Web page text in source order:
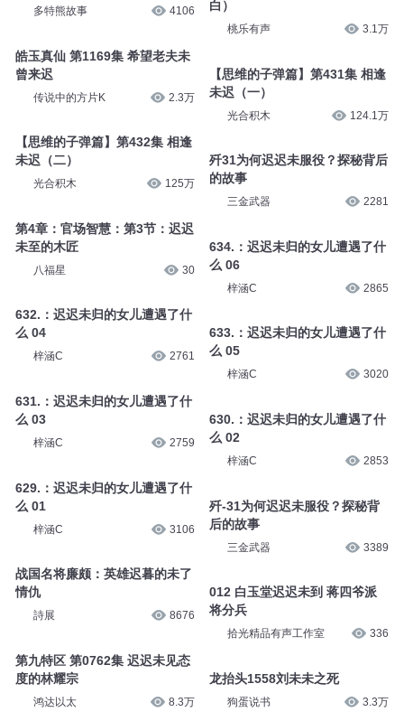
多特熊故事 4106
皓玉真仙 第1169集 希望老夫未
曾来迟
传说中的方片K 2.3万
【思维的子弹篇】第432集 相逢
未迟（二）
光合积木 125万
第4章：官场智慧：第3节：迟迟
未至的木匠
八福星 30
632.：迟迟未归的女儿遭遇了什
么 04
梓涵C 2761
631.：迟迟未归的女儿遭遇了什
么 03
梓涵C 2759
629.：迟迟未归的女儿遭遇了什
么 01
梓涵C 3106
战国名将廉颇：英雄迟暮的未了
情仇
詩展 8676
第九特区 第0762集 迟迟未见态
度的林耀宗
鸿达以太 8.3万
白）
桃乐有声 3.1万
【思维的子弹篇】第431集 相逢
未迟（一）
光合积木 124.1万
歼31为何迟迟未服役？探秘背后
的故事
三金武器 2281
634.：迟迟未归的女儿遭遇了什
么 06
梓涵C 2865
633.：迟迟未归的女儿遭遇了什
么 05
梓涵C 3020
630.：迟迟未归的女儿遭遇了什
么 02
梓涵C 2853
歼-31为何迟迟未服役？探秘背
后的故事
三金武器 3389
012 白玉堂迟迟未到 蒋四爷派
将分兵
拾光精品有声工作室 336
龙抬头1558刘未未之死
狗蛋说书 3.3万